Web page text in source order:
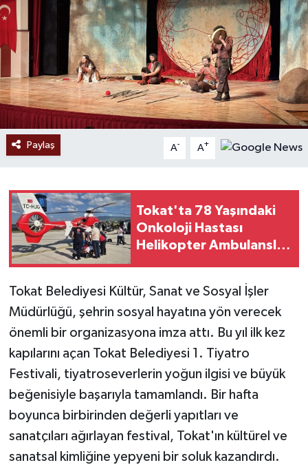
Paylaş A- A+
Tokat'ta 78 Yaşındaki
Onkoloji Hastası
Helikopter Ambulansla
Tokat Belediyesi Kültür, Sanat ve Sosyal İşler
Müdürlüğü, şehrin sosyal hayatına yön verecek
önemli bir organizasyona imza attı. Bu yıl ilk kez
kapılarını açan Tokat Belediyesi 1. Tiyatro
Festivali, tiyatroseverlerin yoğun ilgisi ve büyük
beğenisiyle başarıyla tamamlandı. Bir hafta
boyunca birbirinden değerli yapıtları ve
sanatçıları ağırlayan festival, Tokat'ın kültürel ve
sanatsal kimliğine yepyeni bir soluk kazandırdı.